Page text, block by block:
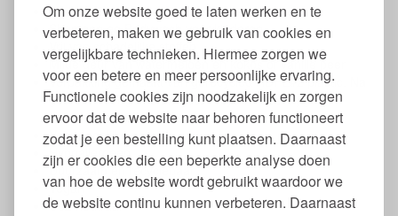
Om onze website goed te laten werken en te
verbeteren, maken we gebruik van cookies en
vergelijkbare technieken. Hiermee zorgen we
voor een betere en meer persoonlijke ervaring.
Functionele cookies zijn noodzakelijk en zorgen
ervoor dat de website naar behoren functioneert
zodat je een bestelling kunt plaatsen. Daarnaast
zijn er cookies die een beperkte analyse doen
van hoe de website wordt gebruikt waardoor we
de website continu kunnen verbeteren. Daarnaast
Inhoud: 473 ml.
Shampoo en Bodywash voor kinderen
Vrij van schadelijke stoffen
Milde geur van watermeloen en kokos of vanille peer
Verpakking gemaakt van gerecycled HDPE#2 plastic. Na
gebruik weer gemakkelijk te recyclen waarbij geen
schadelijke stoffen vrijkomen
Voor dagelijks gebruik
Hypoallergeen
Duurzaam en recyclebaar
Vegan
Co2 neutraal